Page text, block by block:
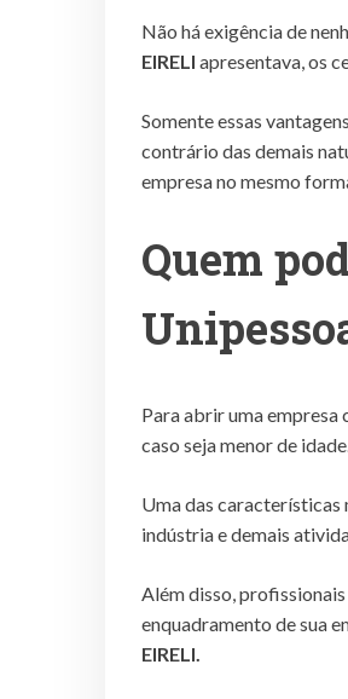
Não há exigência de
EIRELI apresentava, os
Somente essas
contrário das demais
empresa no mesmo
Quem
Para abrir uma empresa
caso seja menor de idade.
Uma das características
indústria e demais
Além disso,
enquadramento de sua
EIRELI.